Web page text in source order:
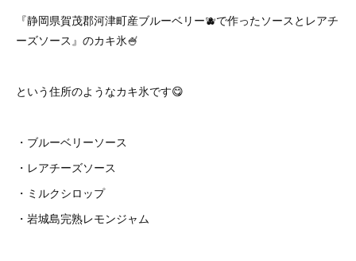
『静岡県賀茂郡河津町産ブルーベリー🫐で作ったソースとレアチ
ーズソース』のカキ氷🍧
という住所のようなカキ氷です😋
・ブルーベリーソース
・レアチーズソース
・ミルクシロップ
・岩城島完熟レモンジャム